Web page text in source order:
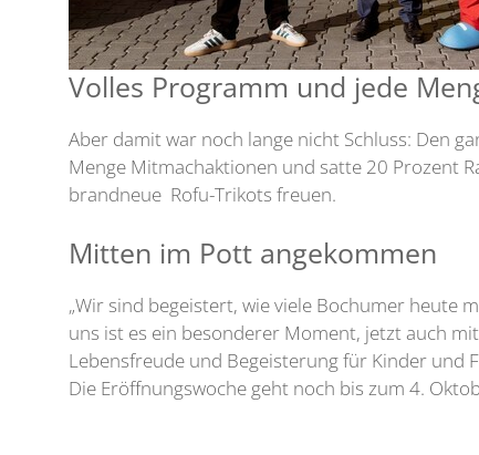
Volles Programm und jede
Aber damit war noch lange nicht Schluss: Den
Menge Mitmachaktionen und satte 20 Prozent
brandneue Rofu-Trikots freuen.
Mitten im Pott angekommen
„Wir sind begeistert, wie viele Bochumer heute
uns ist es ein besonderer Moment, jetzt auch
Lebensfreude und Begeisterung für Kinder und
Die Eröffnungswoche geht noch bis zum 4.